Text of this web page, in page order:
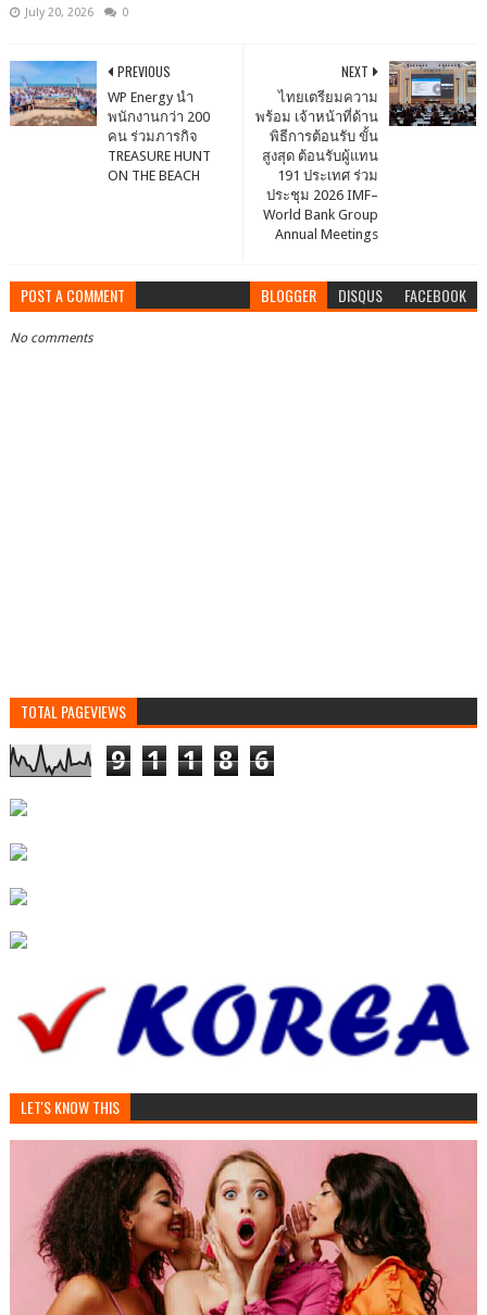
July 20, 2026 0
NEXT
ไทยเตรียมความ
พร้อม เจ้าหน้าที่ด้าน
พิธีการต้อนรับ ขั้น
สูงสุด ต้อนรับผู้แทน
191 ประเทศ ร่วม
ประชุม 2026 IMF–
World Bank Group
Annual Meetings
PREVIOUS
WP Energy นำ
พนักงานกว่า 200
คน ร่วมภารกิจ
TREASURE HUNT
ON THE BEACH
POST A COMMENT BLOGGER DISQUS FACEBOOK
No comments
TOTAL PAGEVIEWS
9 1 1 8 6
LET'S KNOW THIS